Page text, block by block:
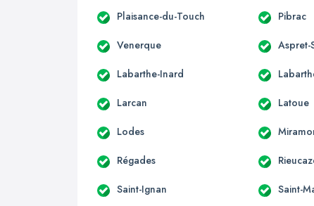
Plaisance-du-Touch Pibrac
Venerque Aspret-
Labarthe-Inard
Larcan Latoue
Lodes
Régades
Saint-Ignan Saint-